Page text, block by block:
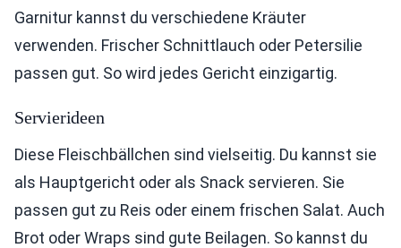
Garnitur kannst du verschiedene Kräuter
verwenden. Frischer Schnittlauch oder Petersilie
passen gut. So wird jedes Gericht einzigartig.
Servierideen
Diese Fleischbällchen sind vielseitig. Du kannst sie
als Hauptgericht oder als Snack servieren. Sie
passen gut zu Reis oder einem frischen Salat. Auch
Brot oder Wraps sind gute Beilagen. So kannst du